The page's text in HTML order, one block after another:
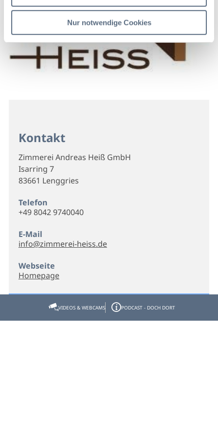
Nur notwendige Cookies
Kontakt
Zimmerei Andreas Heiß GmbH
Isarring 7
83661 Lenggries
Telefon
+49 8042 9740040
E-Mail
info@zimmerei-heiss.de
Webseite
Homepage
VIDEOS & WEBCAMS PODCAST - DOCH DORT